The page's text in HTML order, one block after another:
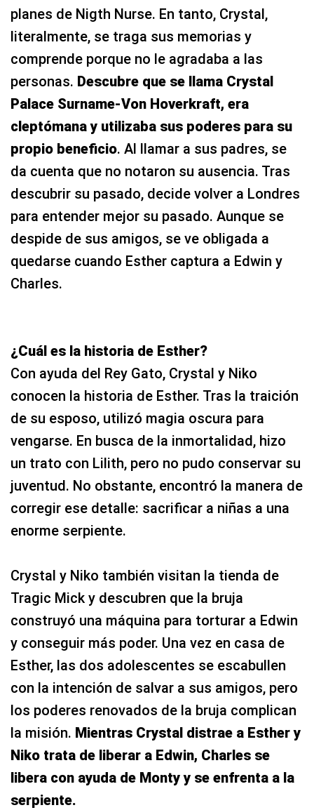
planes de Nigth Nurse. En tanto, Crystal,
literalmente, se traga sus memorias y
comprende porque no le agradaba a las
personas. Descubre que se llama Crystal
Palace Surname-Von Hoverkraft, era
cleptómana y utilizaba sus poderes para su
propio beneficio. Al llamar a sus padres, se
da cuenta que no notaron su ausencia. Tras
descubrir su pasado, decide volver a Londres
para entender mejor su pasado. Aunque se
despide de sus amigos, se ve obligada a
quedarse cuando Esther captura a Edwin y
Charles.
¿Cuál es la historia de Esther?
Con ayuda del Rey Gato, Crystal y Niko
conocen la historia de Esther. Tras la traición
de su esposo, utilizó magia oscura para
vengarse. En busca de la inmortalidad, hizo
un trato con Lilith, pero no pudo conservar su
juventud. No obstante, encontró la manera de
corregir ese detalle: sacrificar a niñas a una
enorme serpiente.
Crystal y Niko también visitan la tienda de
Tragic Mick y descubren que la bruja
construyó una máquina para torturar a Edwin
y conseguir más poder. Una vez en casa de
Esther, las dos adolescentes se escabullen
con la intención de salvar a sus amigos, pero
los poderes renovados de la bruja complican
la misión. Mientras Crystal distrae a Esther y
Niko trata de liberar a Edwin, Charles se
libera con ayuda de Monty y se enfrenta a la
serpiente.